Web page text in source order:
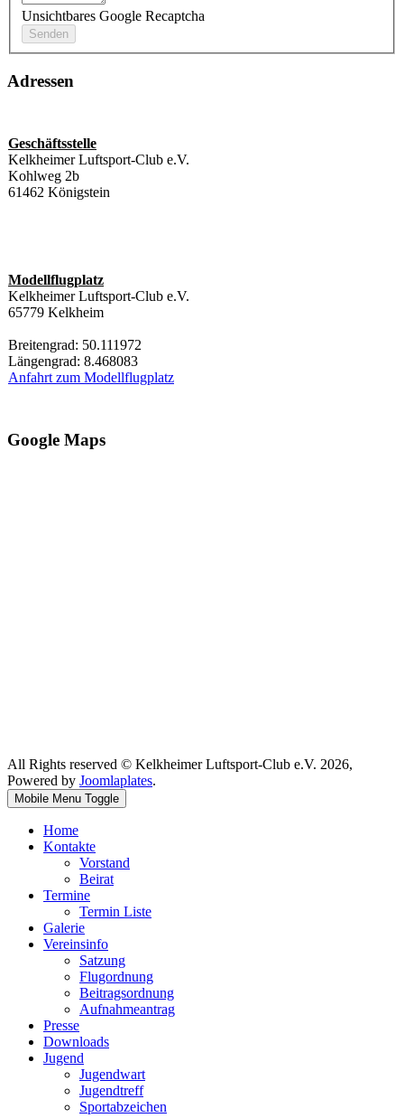
Unsichtbares Google Recaptcha
Adressen
Geschäftsstelle
Kelkheimer Luftsport-Club e.V.
Kohlweg 2b
61462 Königstein
Modellflugplatz
Kelkheimer Luftsport-Club e.V.
65779 Kelkheim
Breitengrad: 50.111972
Längengrad: 8.468083
Anfahrt zum Modellflugplatz
Google Maps
All Rights reserved © Kelkheimer Luftsport-Club e.V. 2026,
Powered by Joomlaplates.
Mobile Menu Toggle
Home
Kontakte
Vorstand
Beirat
Termine
Termin Liste
Galerie
Vereinsinfo
Satzung
Flugordnung
Beitragsordnung
Aufnahmeantrag
Presse
Downloads
Jugend
Jugendwart
Jugendtreff
Sportabzeichen